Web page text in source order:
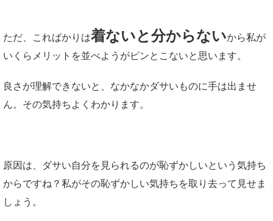
ただ、こればかりは着ないと分からないから私が
いくらメリットを並べようがピンとこないと思います。
良さが理解できないと、なかなかダサいものに手は出ませ
ん。その気持ちよくわかります。
原因は、ダサい自分を見られるのが恥ずかしいという気持ち
からですね？私がその恥ずかしい気持ちを取り去って見せま
しょう。